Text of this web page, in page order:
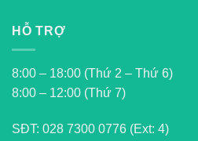
HỖ TRỢ
8:00 – 18:00 (Thứ 2 – Thứ 6)
8:00 – 12:00 (Thứ 7)
SĐT: 028 7300 0776 (Ext: 4)